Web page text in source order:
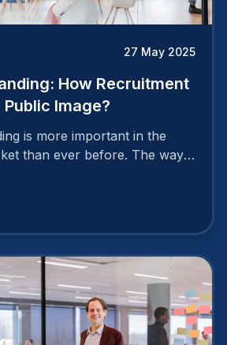
27 May 2025
How Recruitment
Image?
is more important in the
than ever before. The way